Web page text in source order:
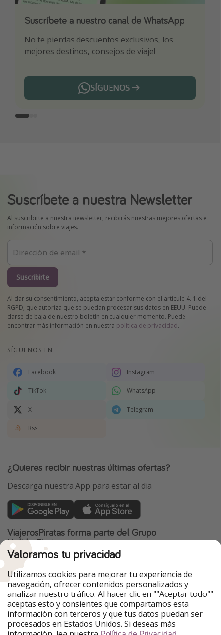
Suscríbete a nuestro canal de WhatsApp
No te pierdas descuentos exclusivos, los
mejores destinos, consejos de viaje!
SÍGUENOS
Descarga nuestra app
Sé el primero en reservar nuestros chollazos
¡Suscríbete a nuestro canal de Telegram!
¡Recibe las mejores ofertas seleccionadas para
ti por nuestros expertos en viajes
Telegram
Suscríbete a nuestra Newsletter
Al suscribirte a nuestra newsletter, recibirás nuestras mejores ofertas e
información sobre viajes.
Suscribirte
Al dar su consentimiento, acepta estar conforme con el artículo 4. 1.del
RGPD, que autoriza que se puedan procesar sus datos en EEUU. Puede
darse de baja de nuestro boletín en cualquier momento. Puede
encontrar más información en nuestra política de privacidad.
SÍGUENOS EN
Facebook Instagram
TikTok WhatsApp
X Telegram
Rss
¿Quieres recibir nuestras últimas ofertas?
Descarga nuestra App para estar al día
ViajerosPiratas forma parte del Grupo
HolidayPirates
Nuestros mercados
PiratinViaggio
HolidayPirates
VakantiePiraten
WakacyjniPiraci
VoyagesPirates
Ferienpiraten
Urlaubspiraten
Urlaubspiraten
TravelPirates
Valoramos tu privacidad
Utilizamos cookies para mejorar tu experiencia de
navegación, ofrecer contenidos personalizados y
analizar nuestro tráfico. Al hacer clic en ""Aceptar todo""
aceptas esto y consientes que compartamos esta
información con terceros y que tus datos puedan ser
procesados en Estados Unidos. Si deseas más